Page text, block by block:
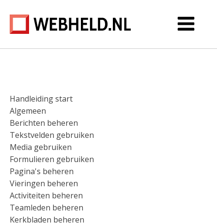
Handleiding start
Algemeen
Berichten beheren
Tekstvelden gebruiken
Media gebruiken
Formulieren gebruiken
Pagina's beheren
Vieringen beheren
Activiteiten beheren
Teamleden beheren
Kerkbladen beheren